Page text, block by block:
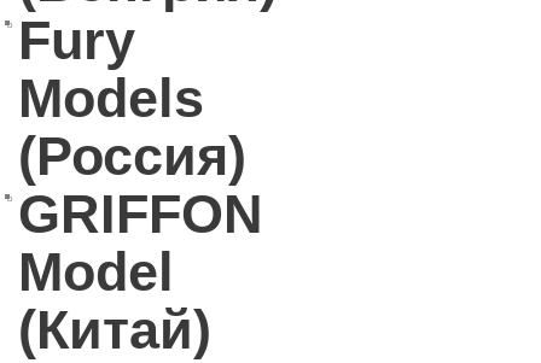
Fury
Models
(Россия)
GRIFFON
Model
(Китай)